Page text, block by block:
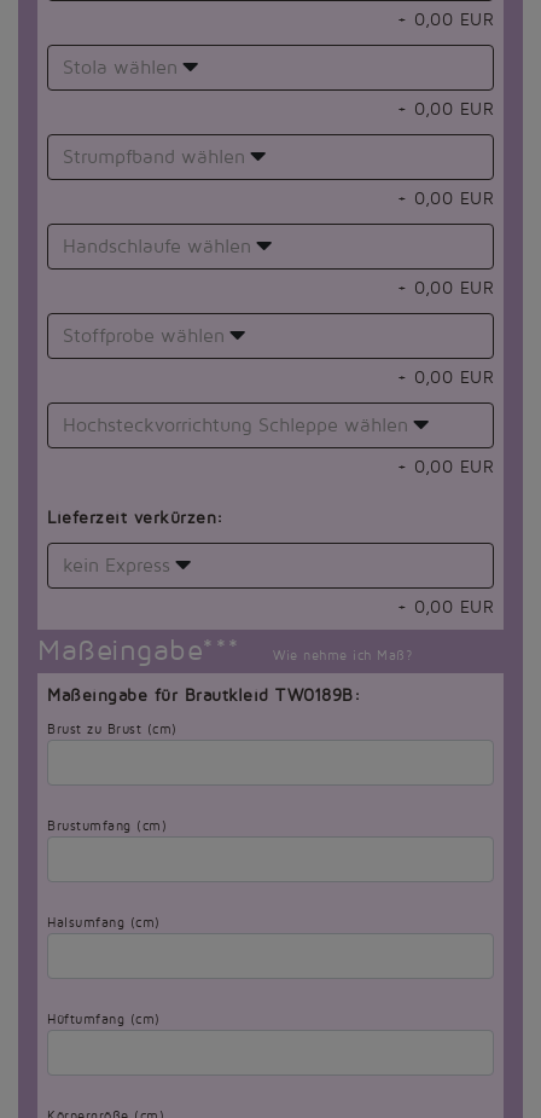
+ 0,00 EUR
Stola wählen
+ 0,00 EUR
Strumpfband wählen
+ 0,00 EUR
Handschlaufe wählen
+ 0,00 EUR
Stoffprobe wählen
+ 0,00 EUR
Hochsteckvorrichtung Schleppe wählen
+ 0,00 EUR
Lieferzeit verkürzen:
kein Express
+ 0,00 EUR
Maßeingabe*** Wie nehme ich Maß?
Maßeingabe für Brautkleid TW0189B:
Brust zu Brust (cm)
Brustumfang (cm)
Halsumfang (cm)
Hüftumfang (cm)